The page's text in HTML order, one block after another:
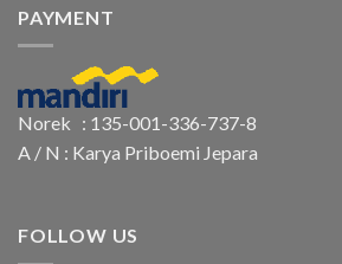
PAYMENT
Norek : 135-001-336-737-8
A / N : Karya Priboemi Jepara
FOLLOW US